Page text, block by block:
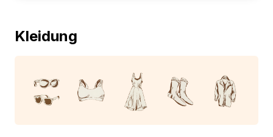
Kleidung